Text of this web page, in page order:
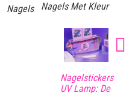
Nagels Nagels Met Kleur
Nagelstickers
UV Lamp: De